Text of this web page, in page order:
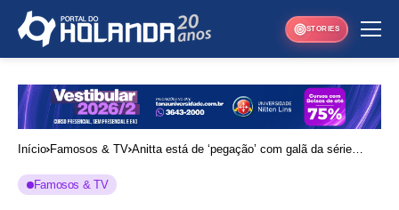
STORIES
Início Famosos & TV Anitta está de ‘pegação’ com galã da série
Famosos & TV